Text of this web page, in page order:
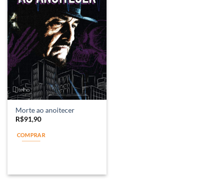
Morte ao anoitecer
R$91,90
COMPRAR